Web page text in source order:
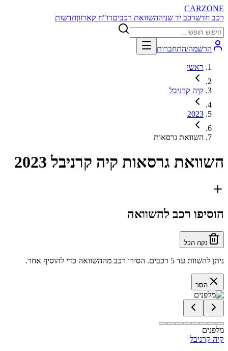
CARZONE
רכב חדשרכב יד שניההשוואת רכביםדו"ח קארזוןחדשות
הרשמה/התחברות
ראשי
קיה קרניבל
2023
השוואת גרסאות
השוואת גרסאות קיה קרניבל 2023
הוסיפו רכב להשוואה
נקה הכל
ניתן להשוות עד 5 רכבים. הסירו רכב מההשוואה כדי להוסיף אחר.
הסר
מלפנים
קיה קרניבל